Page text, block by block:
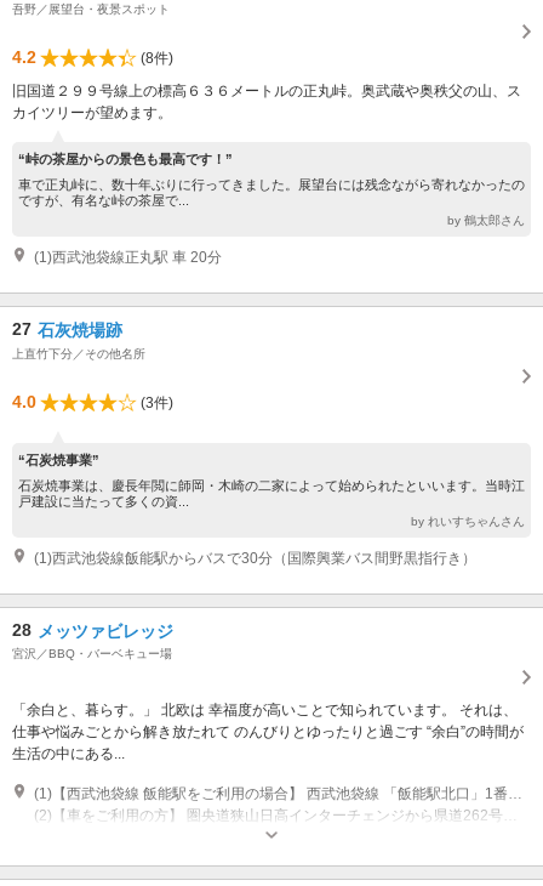
吾野／展望台・夜景スポット
4.2
(8件)
旧国道２９９号線上の標高６３６メートルの正丸峠。奥武蔵や奥秩父の山、ス
カイツリーが望めます。
“峠の茶屋からの景色も最高です！”
車で正丸峠に、数十年ぶりに行ってきました。展望台には残念ながら寄れなかったの
ですが、有名な峠の茶屋で...
by 鶴太郎さん
(1)西武池袋線正丸駅 車 20分
27 石灰焼場跡
上直竹下分／その他名所
4.0 (3件)
“石炭焼事業”
石炭焼事業は、慶長年閲に師岡・木崎の二家によって始められたといいます。当時江
戸建設に当たって多くの資...
by れいすちゃんさん
(1)西武池袋線飯能駅からバスで30分（国際興業バス間野黒指行き）
28 メッツァビレッジ
宮沢／BBQ・バーベキュー場
「余白と、暮らす。」 北欧は 幸福度が高いことで知られています。 それは、
仕事や悩みごとから解き放たれて のんびりとゆったりと過ごす “余白”の時間が
生活の中にある...
(1)【西武池袋線 飯能駅をご利用の場合】 西武池袋線 「飯能駅北口」1番乗場より 「メッツァ」行き直行バス（国際興業・西武バス・イーグルバス運行）及び 「メッツァ経由武蔵高萩駅」行き路線バス（イーグルバス運行）、 メッツァ停留所下車（所要時間約13分）
営業時間：平日10:00～18:00、土日祝10:00～19:00 ※施設・店舗ごとに異